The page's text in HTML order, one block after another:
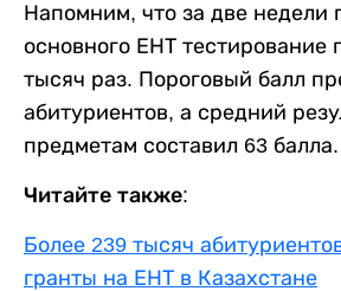
Напомним, что за две недели
основного ЕНТ тестирование
тысяч раз. Пороговый балл
абитуриентов, а средний
предметам составил 63 балла.
Читайте также:
Более 239 тысяч
гранты на ЕНТ в Казахстане